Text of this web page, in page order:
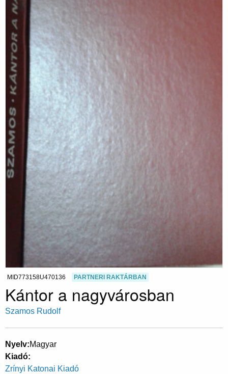
MID773158U470136 PARTNERI RAKTÁRBAN
Kántor a nagyvárosban
Szamos Rudolf
Nyelv Magyar
Kiadó
Zrínyi Katonai Kiadó